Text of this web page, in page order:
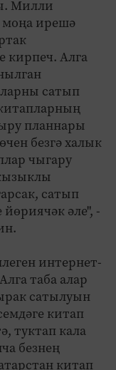
Милли
моңа ирешә
кирпеч. Алга
сатып
планнары
безгә халык
чыгару
сатып
әле", -
интернет-
таба алар
сатылуын
китап
туктап кала
безнең
китап